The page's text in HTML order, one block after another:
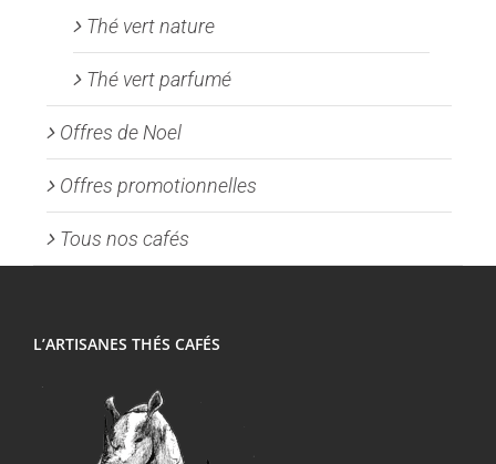
Thé vert nature
Thé vert parfumé
Offres de Noel
Offres promotionnelles
Tous nos cafés
L’ARTISANES THÉS CAFÉS